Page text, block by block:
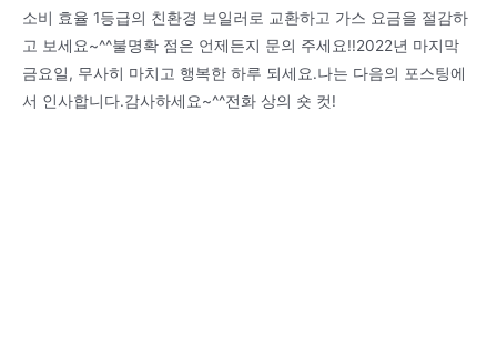
소비 효율 1등급의 친환경 보일러로 교환하고 가스 요금을 절감하
고 보세요~^^불명확 점은 언제든지 문의 주세요!!2022년 마지막
금요일, 무사히 마치고 행복한 하루 되세요.나는 다음의 포스팅에
서 인사합니다.감사하세요~^^전화 상의 숏 컷!